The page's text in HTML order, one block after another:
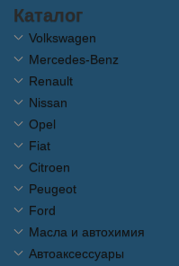
Каталог
Volkswagen
Mercedes-Benz
Renault
Nissan
Opel
Fiat
Citroen
Peugeot
Ford
Масла и автохимия
Автоаксессуары